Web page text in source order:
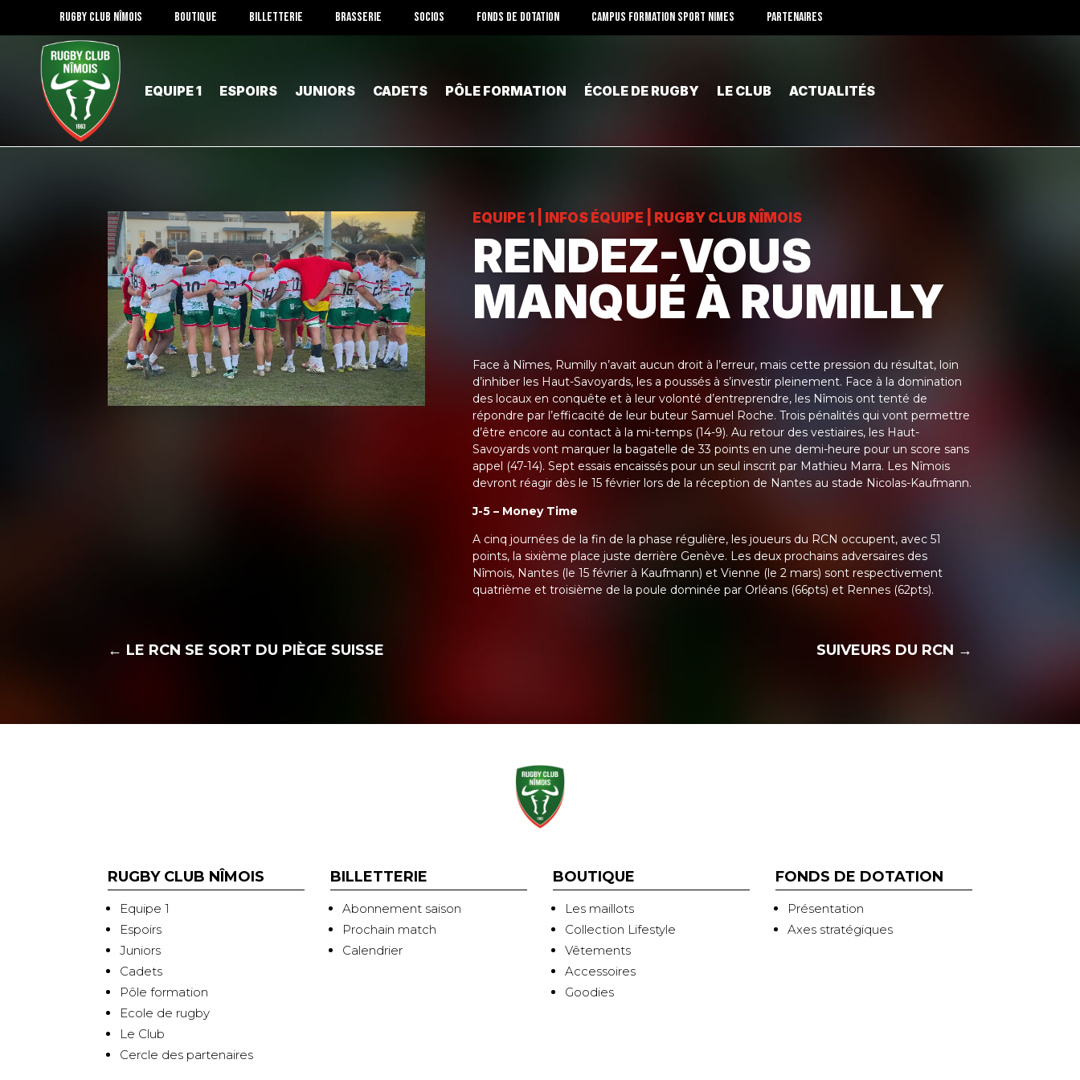
RUGBY CLUB NÎMOIS BOUTIQUE BILLETTERIE BRASSERIE SOCIOS FONDS DE DOTATION CAMPUS FORMATION SPORT NIMES PARTENAIRES
EQUIPE 1 ESPOIRS JUNIORS CADETS PÔLE FORMATION ÉCOLE DE RUGBY LE CLUB ACTUALITÉS
EQUIPE 1 INFOS ÉQUIPE RUGBY CLUB NÎMOIS
RENDEZ-VOUS
MANQUÉ À RUMILLY
Face à Nîmes, Rumilly n’avait aucun droit à l’erreur, mais cette pression du résultat, loin
d’inhiber les Haut-Savoyards, les a poussés à s’investir pleinement. Face à la domination
des locaux en conquête et à leur volonté d’entreprendre, les Nîmois ont tenté de
répondre par l’efficacité de leur buteur Samuel Roche. Trois pénalités qui vont permettre
d’être encore au contact à la mi-temps (14-9). Au retour des vestiaires, les Haut-
Savoyards vont marquer la bagatelle de 33 points en une demi-heure pour un score sans
appel (47-14). Sept essais encaissés pour un seul inscrit par Mathieu Marra. Les Nîmois
devront réagir dès le 15 février lors de la réception de Nantes au stade Nicolas-Kaufmann.
J-5 – Money Time
A cinq journées de la fin de la phase régulière, les joueurs du RCN occupent, avec 51
points, la sixième place juste derrière Genève. Les deux prochains adversaires des
Nîmois, Nantes (le 15 février à Kaufmann) et Vienne (le 2 mars) sont respectivement
quatrième et troisième de la poule dominée par Orléans (66pts) et Rennes (62pts).
← LE RCN SE SORT DU PIÈGE SUISSE SUIVEURS DU RCN →
RUGBY CLUB NÎMOIS
Equipe 1
Espoirs
Juniors
Cadets
Pôle formation
Ecole de rugby
Le Club
Cercle des partenaires
BILLETTERIE
Abonnement saison
Prochain match
Calendrier
BOUTIQUE
Les maillots
Collection Lifestyle
Vêtements
Accessoires
Goodies
FONDS DE DOTATION
Présentation
Axes stratégiques